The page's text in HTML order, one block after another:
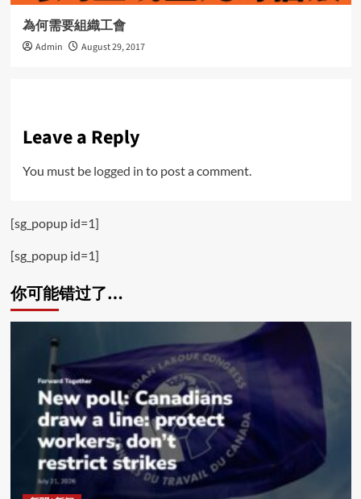
為何需要組織工會
Admin August 29, 2017
Leave a Reply
You must be logged in to post a comment.
[sg_popup id=1]
[sg_popup id=1]
你可能错过了…